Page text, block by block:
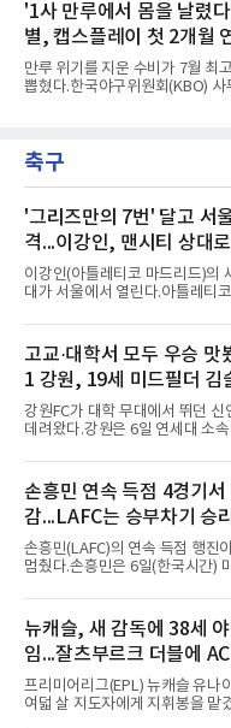
10위 이내 선수끼리 이런 공방을
음이다.흐름은 크로암스트롱
를 높여도 된다는 허가를 받았다
는 이날 뉴욕 양키스타디움에서
이스 카디널스전을 앞두고 야구
채 스트레칭과 조깅, 저항 밴드
다. 아메리칸리그 최우수선수
인 그가 부상 이후 야외 달리기에
는 것이 계획이었고 올해를 접겠
은 없다고 말했다.이탈은
'1사 만루에서 몸을 날렸
별, 캡스플레이 첫 2개월
만루 위기를 지운 수비가 7월 최
뽑혔다.한국야구위원회(KBO) 사
이 상 제정 이래 첫 사례다.ADT캡
함께 시상하는 이 상은 공식 기록
최고점을 받은 수비 장면에 준다.
난달 23일 서울 잠실구장에서 나
로 앞선 8회말 1사 만루에서 김한
스 오지환의 강한 타구에 몸을 날
격수 김주원에게 연결했다. 김주
레인에게 던지며 4-6-3 병살타가
축구
'그리즈만의 7번' 달고 서
격...이강인, 맨시티 상대
이강인(아틀레티코 마드리드)의
대가 서울에서 열린다.아틀레티
와 2026 쿠팡플레이 시리즈 친선
구단 소집 명단에 이강인이 포함
없는 한 그의 첫 출격은 서울이
무게가 실렸다. 이강인은 첫 경기
다. 2010년대 팀의 전성기를 이끈
만이 달았던 번호다.합류 과정은
스페인으로 건너가려던 그는 병
짧게 호흡을 맞춰 경기에 나선다.
다. 유려한 탈압박과
고교·대학서 모두 우승 맛
1 강원, 19세 미드필더 김
강원FC가 대학 무대에서 뛰던 신
데려왔다.강원은 6일 연세대 소속
조건을 갖췄다.이력은 우승으로
원고 시절 주축으로 활약하며 지
리그와 추계전국고등대회 우승에
해 연세대 진학 후에는 춘계한산
정상에 올랐다. 2024년에는 17세
표팀 훈련에도 소집됐다.김슬기
기쁘고 영광이라며 프로 무대에
손흥민 연속 득점 4경기서
감...LAFC는 승부차기 승리
손흥민(LAFC)의 연속 득점 행진
멈췄다.손흥민은 6일(한국시간)
컵 리그 페이즈 1차전 치바스 과
코)전에 선발 출전했으나 공격포
41분 타일러 보이드와 교체됐다.
다면 공식전 5경기 연속 득점이
저리그사커(MLS)에서 이어온 4
록은 유지된다.경기는 팽팽했다.
드 마르티네스의 땅볼 크로스를
뉴캐슬, 새 감독에 38세
임...잘츠부르크 더블에
연패 경력
프리미어리그(EPL) 뉴캐슬 유나
여덟 살 지도자에게 지휘봉을 맡